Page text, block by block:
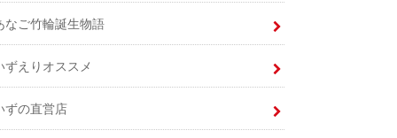
なご竹輪誕生物語
ずえりオススメ
ずの直営店